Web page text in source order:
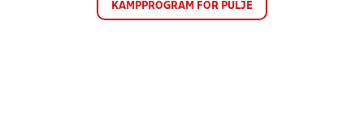
KAMPPROGRAM FOR PULJE